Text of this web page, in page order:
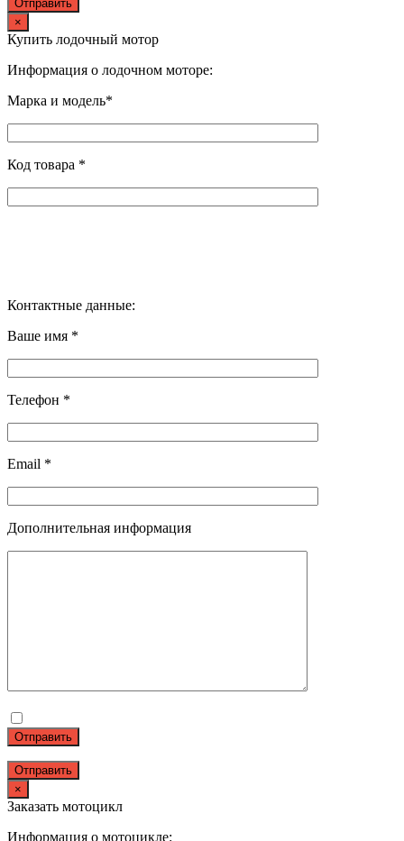
×
Купить лодочный мотор
Информация о лодочном моторе:
Марка и модель*
Код товара *
Контактные данные:
Ваше имя *
Телефон *
Email *
Дополнительная информация
Отправить
×
Заказать мотоцикл
Информация о мотоцикле: